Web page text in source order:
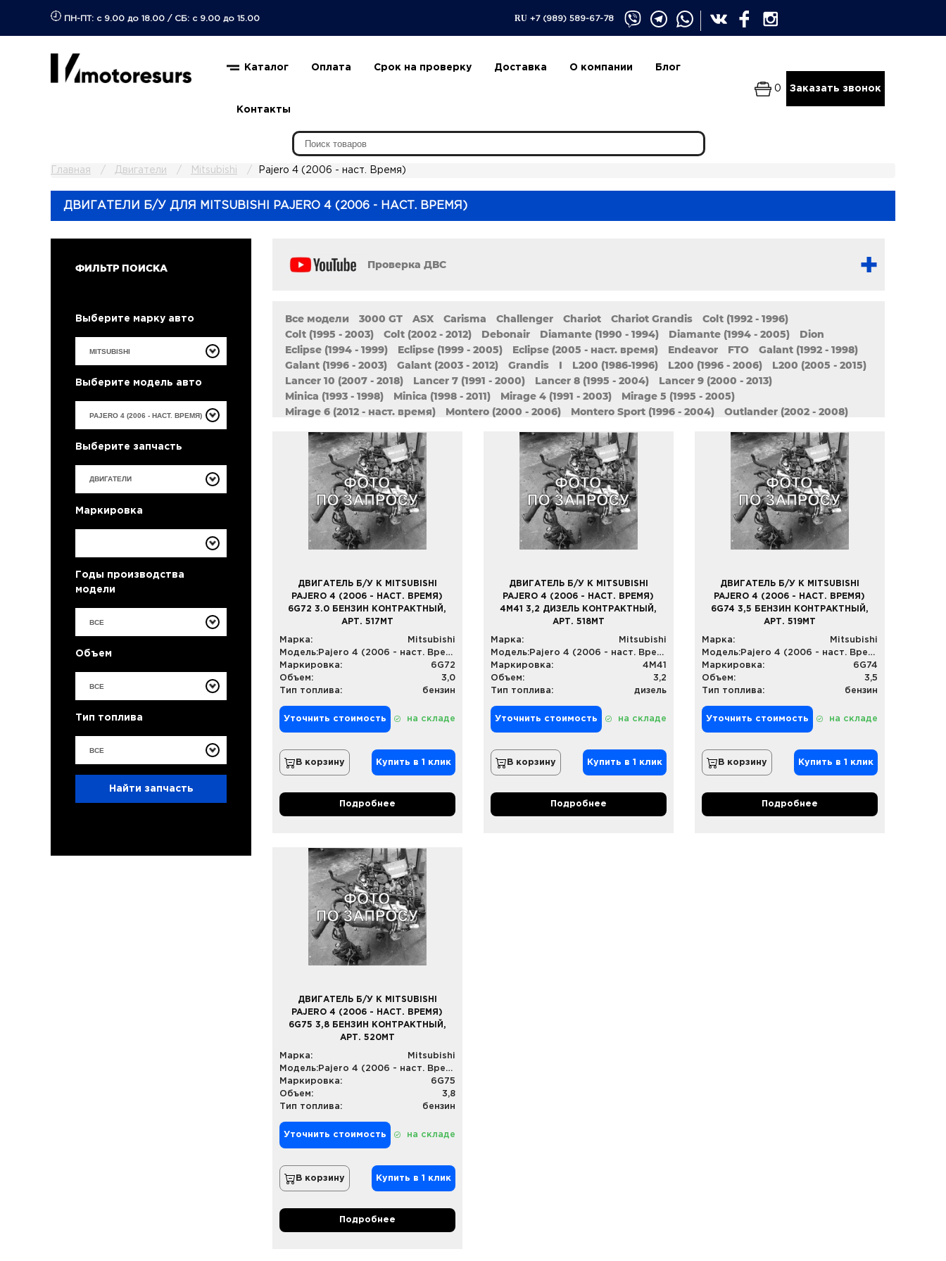
ПН-ПТ: с 9.00 до 18.00 / СБ: с 9.00 до 15.00 RU +7 (989) 589-67-78
Каталог Оплата Срок на проверку Доставка О компании Блог
Контакты
0 Заказать звонок
Главная Двигатели Mitsubishi Pajero 4 (2006 - наст. Время)
ДВИГАТЕЛИ Б/У ДЛЯ MITSUBISHI PAJERO 4 (2006 - НАСТ. ВРЕМЯ)
ФИЛЬТР ПОИСКА
Выберите марку авто
Выберите модель авто
Выберите запчасть
Маркировка
Годы производства
модели
ВСЕ
Объем
ВСЕ
Тип топлива
ВСЕ
Найти запчасть
Проверка ДВС
Все модели 3000 GT ASX Carisma Challenger Chariot Chariot Grandis
Colt (1992 - 1996)
Colt (1995 - 2003)
Colt (2002 - 2012) Debonair Diamante (1990 - 1994) Diamante (1994 - 2005)
Dion
Eclipse (1994 - 1999)
Eclipse (1999 - 2005) Eclipse (2005 - наст. время) Endeavor FTO
Galant (1992 - 1998)
Galant (1996 - 2003)
Galant (2003 - 2012) Grandis I L200 (1986-1996) L200 (1996 - 2006)
L200 (2005 - 2015)
Lancer 10 (2007 - 2018)
Lancer 7 (1991 - 2000) Lancer 8 (1995 - 2004)
Lancer 9 (2000 - 2013)
Minica (1993 - 1998)
Minica (1998 - 2011) Mirage 4 (1991 - 2003)
Mirage 5 (1995 - 2005)
Mirage 6 (2012 - наст. время)
Montero (2000 - 2006) Montero Sport (1996 - 2004)
Outlander (2002 - 2008)
Pajero 4 (2006 - наст. Время)
Pajero Mini (1994 - 1998)
Pajero Mini II (1998 - 2012)
Pajero Pinin (1999 - 2005)
Pajero Sport (1998 - 2009) Pajero Sport II (2008 - наст. время) Pajero iO
Sigma
Space Runner (1991 - 1999)
Space Runner II (1999 - 2002) Space Star
Space Wagon II (1991 - 2000)
Space Wagon III (1998 - 2004)
ДВИГАТЕЛЬ Б/У К MITSUBISHI
PAJERO 4 (2006 - НАСТ. ВРЕМЯ)
6G72 3.0 БЕНЗИН КОНТРАКТНЫЙ,
АРТ. 517MT
Марка:
Mitsubishi
Модель:
Pajero 4 (2006 - наст. Время)
Маркировка:
6G72
Объем:
3,0
Тип топлива:
бензин
Уточнить стоимость на складе
В корзину Купить в 1 клик
Подробнее
ДВИГАТЕЛЬ Б/У К MITSUBISHI
PAJERO 4 (2006 - НАСТ. ВРЕМЯ)
4M41 3,2 ДИЗЕЛЬ КОНТРАКТНЫЙ,
АРТ. 518MT
Марка:
Mitsubishi
Модель:
Pajero 4 (2006 - наст. Время)
Маркировка:
4M41
Объем:
3,2
Тип топлива:
дизель
Уточнить стоимость на складе
В корзину Купить в 1 клик
Подробнее
ДВИГАТЕЛЬ Б/У К MITSUBISHI
PAJERO 4 (2006 - НАСТ. ВРЕМЯ)
6G74 3,5 БЕНЗИН КОНТРАКТНЫЙ,
АРТ. 519MT
Марка:
Mitsubishi
Модель:
Pajero 4 (2006 - наст. Время)
Маркировка:
6G74
Объем:
3,5
Тип топлива:
бензин
Уточнить стоимость на складе
В корзину Купить в 1 клик
Подробнее
ДВИГАТЕЛЬ Б/У К MITSUBISHI
PAJERO 4 (2006 - НАСТ. ВРЕМЯ)
6G75 3,8 БЕНЗИН КОНТРАКТНЫЙ,
АРТ. 520MT
Марка:
Mitsubishi
Модель:
Pajero 4 (2006 - наст. Время)
Маркировка:
6G75
Объем:
3,8
Тип топлива:
бензин
Уточнить стоимость на складе
В корзину Купить в 1 клик
Подробнее